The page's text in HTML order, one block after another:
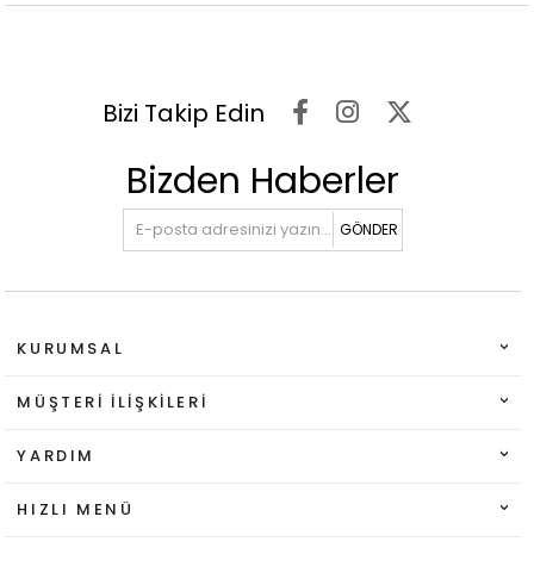
Bizi Takip Edin
Bizden Haberler
GÖNDER
KURUMSAL
MÜŞTERI İLIŞKILERI
YARDIM
HIZLI MENÜ